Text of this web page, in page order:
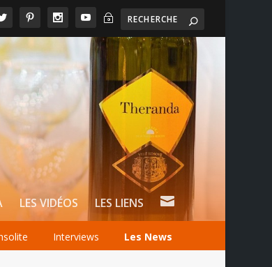
~
LES VIDÉOS LES LIENS 
Interviews Les News